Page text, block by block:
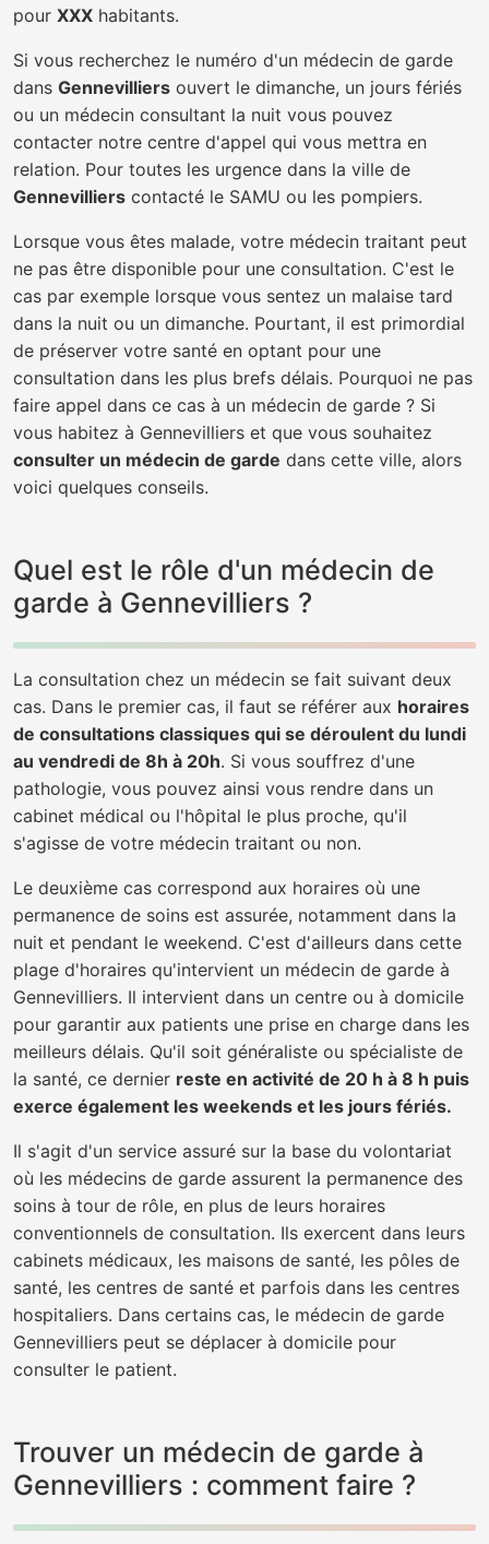
pour XXX habitants.
Si vous recherchez le numéro d'un médecin de garde
dans Gennevilliers ouvert le dimanche, un jours fériés
ou un médecin consultant la nuit vous pouvez
contacter notre centre d'appel qui vous mettra en
relation. Pour toutes les urgence dans la ville de
Gennevilliers contacté le SAMU ou les pompiers.
Lorsque vous êtes malade, votre médecin traitant peut
ne pas être disponible pour une consultation. C'est le
cas par exemple lorsque vous sentez un malaise tard
dans la nuit ou un dimanche. Pourtant, il est primordial
de préserver votre santé en optant pour une
consultation dans les plus brefs délais. Pourquoi ne pas
faire appel dans ce cas à un médecin de garde ? Si
vous habitez à Gennevilliers et que vous souhaitez
consulter un médecin de garde dans cette ville, alors
voici quelques conseils.
Quel est le rôle d'un médecin de
garde à Gennevilliers ?
La consultation chez un médecin se fait suivant deux
cas. Dans le premier cas, il faut se référer aux horaires
de consultations classiques qui se déroulent du lundi
au vendredi de 8h à 20h. Si vous souffrez d'une
pathologie, vous pouvez ainsi vous rendre dans un
cabinet médical ou l'hôpital le plus proche, qu'il
s'agisse de votre médecin traitant ou non.
Le deuxième cas correspond aux horaires où une
permanence de soins est assurée, notamment dans la
nuit et pendant le weekend. C'est d'ailleurs dans cette
plage d'horaires qu'intervient un médecin de garde à
Gennevilliers. Il intervient dans un centre ou à domicile
pour garantir aux patients une prise en charge dans les
meilleurs délais. Qu'il soit généraliste ou spécialiste de
la santé, ce dernier reste en activité de 20 h à 8 h puis
exerce également les weekends et les jours fériés.
Il s'agit d'un service assuré sur la base du volontariat
où les médecins de garde assurent la permanence des
soins à tour de rôle, en plus de leurs horaires
conventionnels de consultation. Ils exercent dans leurs
cabinets médicaux, les maisons de santé, les pôles de
santé, les centres de santé et parfois dans les centres
hospitaliers. Dans certains cas, le médecin de garde
Gennevilliers peut se déplacer à domicile pour
consulter le patient.
Trouver un médecin de garde à
Gennevilliers : comment faire ?